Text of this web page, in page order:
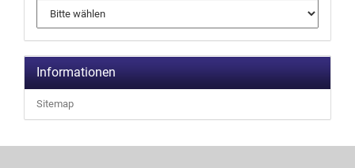
Informationen
Sitemap